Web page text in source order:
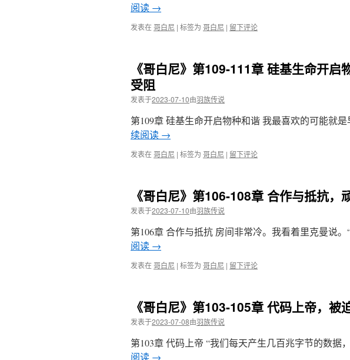
阅读 →
发表在哥白尼 | 标签为 哥白尼 | 留下评论
《哥白尼》第109-111章 硅基生命开
受阻
发表于2023-07-10由羽族传说
第109章 硅基生命开启物种和谐 我最喜欢的可能就
续阅读 →
发表在哥白尼 | 标签为 哥白尼 | 留下评论
《哥白尼》第106-108章 合作与抵抗，
发表于2023-07-10由羽族传说
第106章 合作与抵抗 房间非常冷。我看着里克曼说
阅读 →
发表在哥白尼 | 标签为 哥白尼 | 留下评论
《哥白尼》第103-105章 代码上帝，被
发表于2023-07-08由羽族传说
第103章 代码上帝 “我们每天产生几百兆字节的数
阅读 →